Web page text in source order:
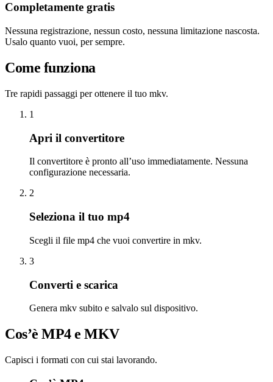
Completamente gratis
Nessuna registrazione, nessun costo, nessuna limitazione nascosta.
Usalo quanto vuoi, per sempre.
Come funziona
Tre rapidi passaggi per ottenere il tuo mkv.
1
Apri il convertitore
Il convertitore è pronto all’uso immediatamente. Nessuna
configurazione necessaria.
2
Seleziona il tuo mp4
Scegli il file mp4 che vuoi convertire in mkv.
3
Converti e scarica
Genera mkv subito e salvalo sul dispositivo.
Cos’è MP4 e MKV
Capisci i formati con cui stai lavorando.